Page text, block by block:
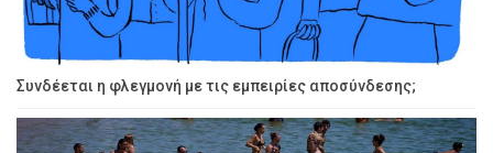
Συνδέεται η φλεγμονή με τις εμπειρίες αποσύνδεσης;